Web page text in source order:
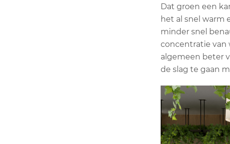
Dat groen een
het al snel warm
minder snel
concentratie van
algemeen beter
de slag te gaan